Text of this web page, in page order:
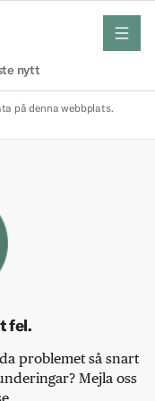
nytt
meny
på denna webbplats.
fel.
problemet så snart
Mejla oss